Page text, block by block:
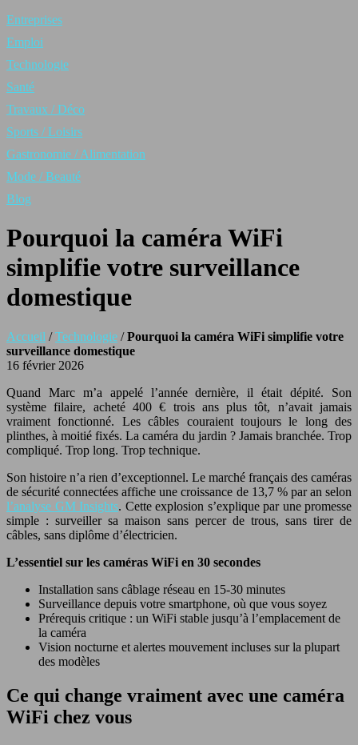
Entreprises
Emploi
Technologie
Santé
Travaux / Déco
Sports / Loisirs
Gastronomie / Alimentation
Mode / Beauté
Blog
Pourquoi la caméra WiFi
simplifie votre surveillance
domestique
Accueil /Technologie /Pourquoi la caméra WiFi simplifie votre
surveillance domestique
16 février 2026
Quand Marc m’a appelé l’année dernière, il était dépité. Son
système filaire, acheté 400 € trois ans plus tôt, n’avait jamais
vraiment fonctionné. Les câbles couraient toujours le long des
plinthes, à moitié fixés. La caméra du jardin ? Jamais branchée. Trop
compliqué. Trop long. Trop technique.
Son histoire n’a rien d’exceptionnel. Le marché français des caméras
de sécurité connectées affiche une croissance de 13,7 % par an selon
l’analyse GM Insights. Cette explosion s’explique par une promesse
simple : surveiller sa maison sans percer de trous, sans tirer de
câbles, sans diplôme d’électricien.
L’essentiel sur les caméras WiFi en 30 secondes
Installation sans câblage réseau en 15-30 minutes
Surveillance depuis votre smartphone, où que vous soyez
Prérequis critique : un WiFi stable jusqu’à l’emplacement de
la caméra
Vision nocturne et alertes mouvement incluses sur la plupart
des modèles
Ce qui change vraiment avec une caméra
WiFi chez vous